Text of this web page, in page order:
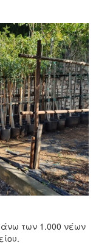
άνω των 1.000 νέων